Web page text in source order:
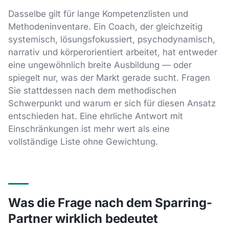
Dasselbe gilt für lange Kompetenzlisten und
Methodeninventare. Ein Coach, der gleichzeitig
systemisch, lösungsfokussiert, psychodynamisch,
narrativ und körperorientiert arbeitet, hat entweder
eine ungewöhnlich breite Ausbildung — oder
spiegelt nur, was der Markt gerade sucht. Fragen
Sie stattdessen nach dem methodischen
Schwerpunkt und warum er sich für diesen Ansatz
entschieden hat. Eine ehrliche Antwort mit
Einschränkungen ist mehr wert als eine
vollständige Liste ohne Gewichtung.
Was die Frage nach dem Sparring-
Partner wirklich bedeutet